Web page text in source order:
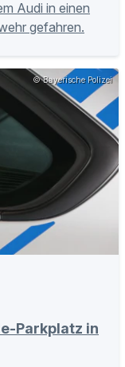
Audi in einen
gefahren.
© Bayerische Polizei
Parkplatz in